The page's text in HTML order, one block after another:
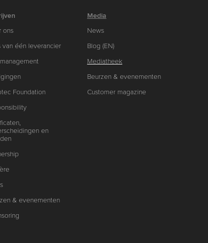
ons
van één leverancier
Foundation
en
& evenementen
Media
News
Blog (EN)
Mediatheek
Beurzen & evenementen
Customer magazine